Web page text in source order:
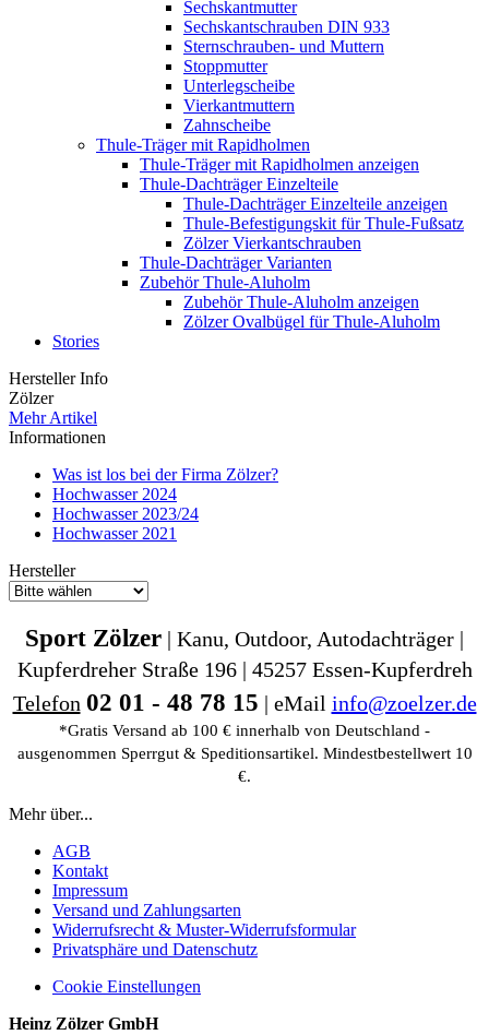
Sechskantmutter
Sechskantschrauben DIN 933
Sternschrauben- und Muttern
Stoppmutter
Unterlegscheibe
Vierkantmuttern
Zahnscheibe
Thule-Träger mit Rapidholmen
Thule-Träger mit Rapidholmen anzeigen
Thule-Dachträger Einzelteile
Thule-Dachträger Einzelteile anzeigen
Thule-Befestigungskit für Thule-Fußsatz
Zölzer Vierkantschrauben
Thule-Dachträger Varianten
Zubehör Thule-Aluholm
Zubehör Thule-Aluholm anzeigen
Zölzer Ovalbügel für Thule-Aluholm
Stories
Hersteller Info
Zölzer
Mehr Artikel
Informationen
Was ist los bei der Firma Zölzer?
Hochwasser 2024
Hochwasser 2023/24
Hochwasser 2021
Hersteller
Sport Zölzer | Kanu, Outdoor, Autodachträger |
Kupferdreher Straße 196 | 45257 Essen-Kupferdreh
Telefon 02 01 - 48 78 15 | eMail info@zoelzer.de
*Gratis Versand ab 100 € innerhalb von Deutschland -
ausgenommen Sperrgut & Speditionsartikel. Mindestbestellwert 10
€.
Mehr über...
AGB
Kontakt
Impressum
Versand und Zahlungsarten
Widerrufsrecht & Muster-Widerrufsformular
Privatsphäre und Datenschutz
Cookie Einstellungen
Heinz Zölzer GmbH